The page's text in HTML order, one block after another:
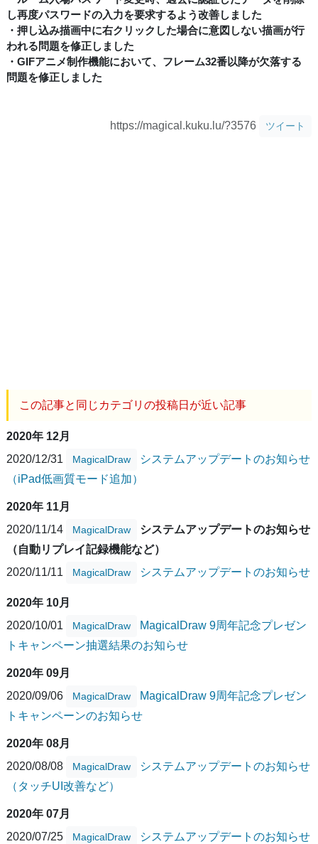
し再度パスワードの入力を要求するよう改善しました
・押し込み描画中に右クリックした場合に意図しない描画が行
われる問題を修正しました
・GIFアニメ制作機能において、フレーム32番以降が欠落する
問題を修正しました
https://magical.kuku.lu/?3576 ツイート
この記事と同じカテゴリの投稿日が近い記事
2020年 12月
2020/12/31
MagicalDraw
システムアップデートのお知らせ
（iPad低画質モード追加）
2020年 11月
2020/11/14
MagicalDraw
システムアップデートのお知らせ
（自動リプレイ記録機能など）
2020/11/11
MagicalDraw システムアップデートのお知らせ
2020年 10月
2020/10/01
MagicalDraw
MagicalDraw 9周年記念プレゼン
トキャンペーン抽選結果のお知らせ
2020年 09月
2020/09/06
MagicalDraw
MagicalDraw 9周年記念プレゼン
トキャンペーンのお知らせ
2020年 08月
2020/08/08
MagicalDraw
システムアップデートのお知らせ
（タッチUI改善など）
2020年 07月
2020/07/25
MagicalDraw
システムアップデートのお知らせ